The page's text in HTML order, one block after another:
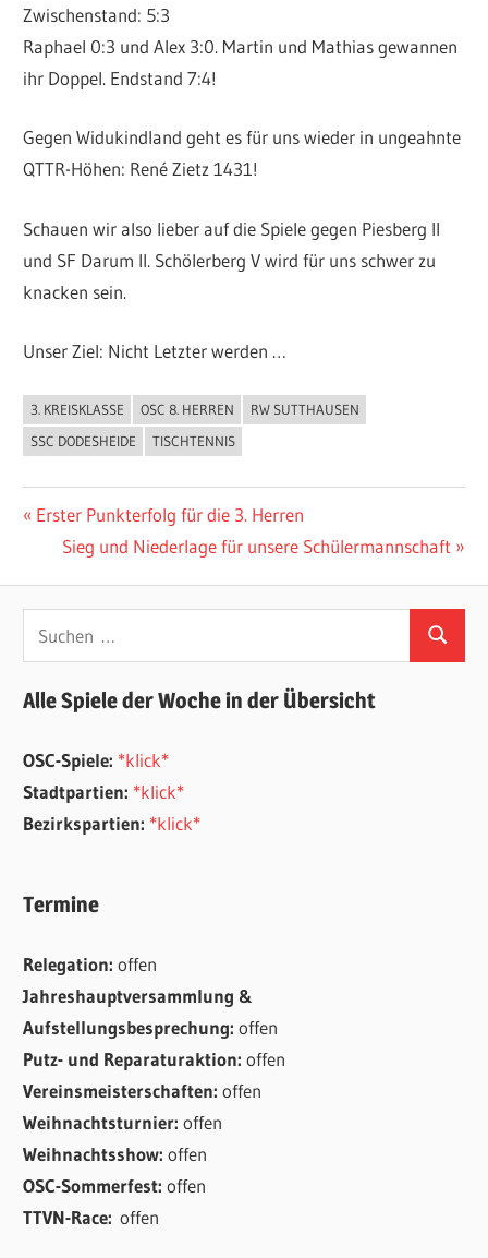
Zwischenstand: 5:3
Raphael 0:3 und Alex 3:0. Martin und Mathias gewannen
ihr Doppel. Endstand 7:4!
Gegen Widukindland geht es für uns wieder in ungeahnte
QTTR-Höhen: René Zietz 1431!
Schauen wir also lieber auf die Spiele gegen Piesberg II
und SF Darum II. Schölerberg V wird für uns schwer zu
knacken sein.
Unser Ziel: Nicht Letzter werden …
ALLGEMEIN
3. KREISKLASSE OSC 8. HERREN
RW SUTTHAUSEN
SSC DODESHEIDE
TISCHTENNIS
Beitragsnavigation
Vorheriger
Beitrag:
Erster Punkterfolg für die 3. Herren
Nächster
Sieg und Niederlage für unsere Schülermannschaft
Suchen
Alle Spiele der Woche in der Übersicht
OSC-Spiele: *klick*
Stadtpartien: *klick*
Bezirkspartien: *klick*
Termine
Relegation:offen
Jahreshauptversammlung &
Aufstellungsbesprechung:offen
Putz- und Reparaturaktion:offen
Vereinsmeisterschaften:offen
Weihnachtsturnier:offen
Weihnachtsshow:offen
OSC-Sommerfest:offen
TTVN-Race:offen